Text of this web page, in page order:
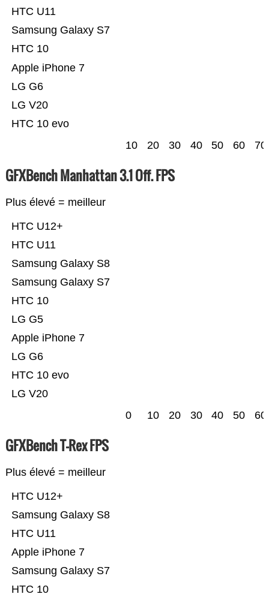
HTC 10 evo
LG V20
LG G6
Apple iPhone 7
HTC 10
Samsung Galaxy S7
HTC U11
10 20 30 40 50 60 70
GFXBench Manhattan 3.1 Off. FPS
Plus élevé = meilleur
LG V20
HTC 10 evo
LG G6
Apple iPhone 7
LG G5
HTC 10
Samsung Galaxy S7
Samsung Galaxy S8
HTC U11
HTC U12+
0 10 20 30 40 50 60
GFXBench T-Rex FPS
Plus élevé = meilleur
HTC 10
Samsung Galaxy S7
Apple iPhone 7
HTC U11
Samsung Galaxy S8
HTC U12+